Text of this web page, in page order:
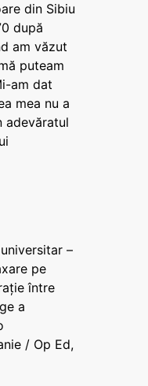
din Sibiu
după
am văzut
puteam
am dat
mea nu a
adevăratul
–
pe
între
a
/ Op Ed,